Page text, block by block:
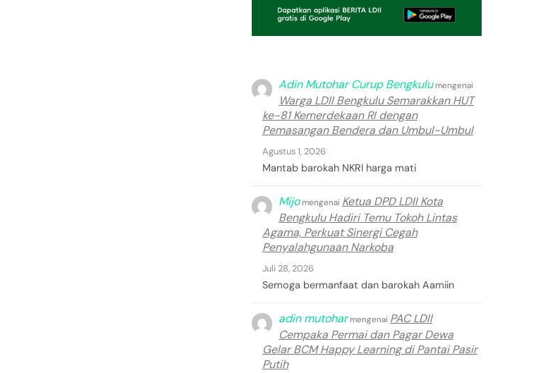
Adin Mutohar Curup Bengkulumengenai
Warga LDII Bengkulu Semarakkan HUT
ke-81 Kemerdekaan RI dengan
Pemasangan Bendera dan Umbul-Umbul
Agustus 1, 2026
Mantab barokah NKRI harga mati
Mijomengenai Ketua DPD LDII Kota
Bengkulu Hadiri Temu Tokoh Lintas
Agama, Perkuat Sinergi Cegah
Penyalahgunaan Narkoba
Juli 28, 2026
Semoga bermanfaat dan barokah Aamiin
adin mutoharmengenai PAC LDII
Cempaka Permai dan Pagar Dewa
Gelar BCM Happy Learning di Pantai Pasir
Putih